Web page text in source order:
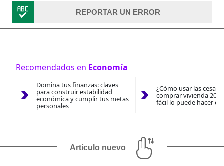
REPORTAR UN ERROR
Recomendados en Economía
Domina tus finanzas: claves
para construir estabilidad
económica y cumplir tus metas
personales
¿Cómo usar las
comprar vivienda
fácil lo puede hacer
Artículo nuevo